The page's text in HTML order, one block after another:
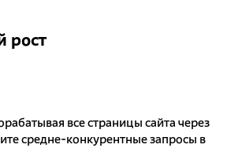
рост
все страницы сайта через
средне-конкурентные запросы в